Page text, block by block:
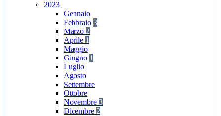
2023
Gennaio
Febbraio 3
Marzo 2
Aprile 1
Maggio
Giugno 1
Luglio
Agosto
Settembre
Ottobre
Novembre 3
Dicembre 2